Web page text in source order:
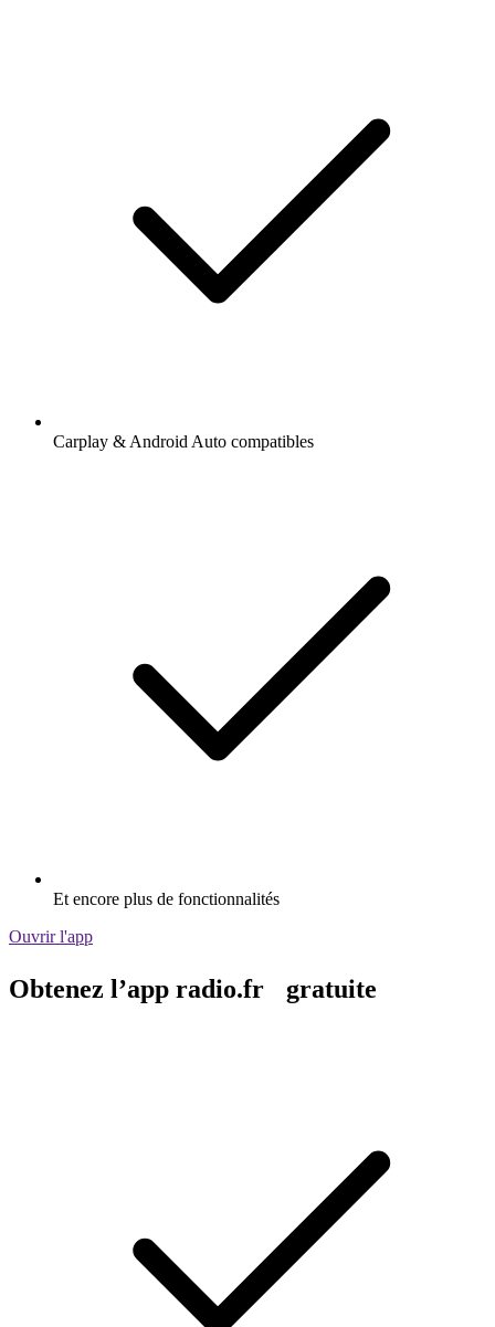
Carplay & Android Auto compatibles
Et encore plus de fonctionnalités
Ouvrir l'app
Obtenez l’app radio.fr gratuite